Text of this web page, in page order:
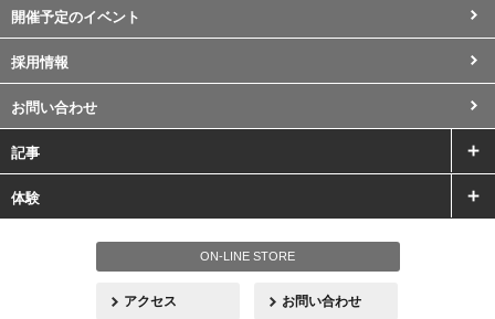
開催予定のイベント
採用情報
お問い合わせ
記事
体験
ON-LINE STORE
アクセス お問い合わせ